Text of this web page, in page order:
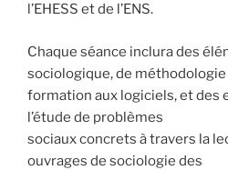
l’EHESS et de l’ENS.
Chaque séance inclura des
sociologique, de
formation aux logiciels, et des
l’étude de problèmes
sociaux concrets à travers la
ouvrages de sociologie des